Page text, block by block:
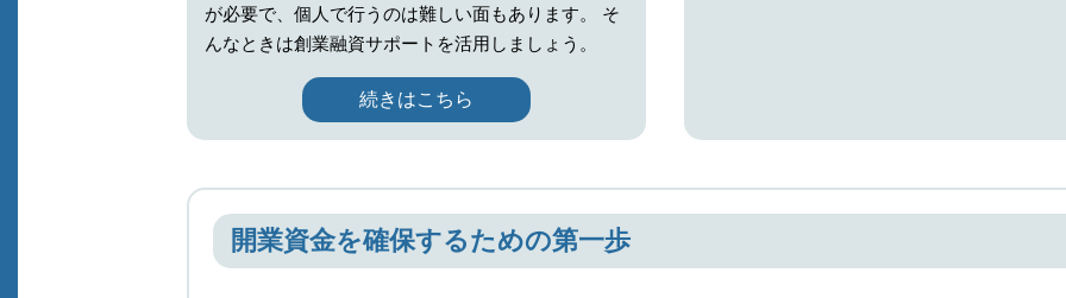
が必要で、個人で行うのは難しい面もあります。 そ
んなときは創業融資サポートを活用しましょう。
続きはこちら
開業資金を確保するための第一歩